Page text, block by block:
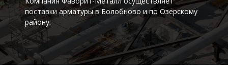
поставкиарматуры в Болобново и по Озерскому
району.